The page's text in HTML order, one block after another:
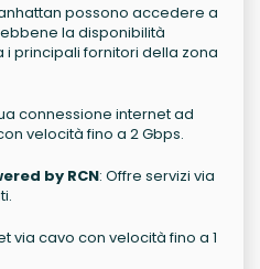
possono accedere a
la disponibilità
principali fornitori della zona
connessione internet ad
velocità fino a 2 Gbps.
by RCN: Offre servizi via
via cavo con velocità fino a 1